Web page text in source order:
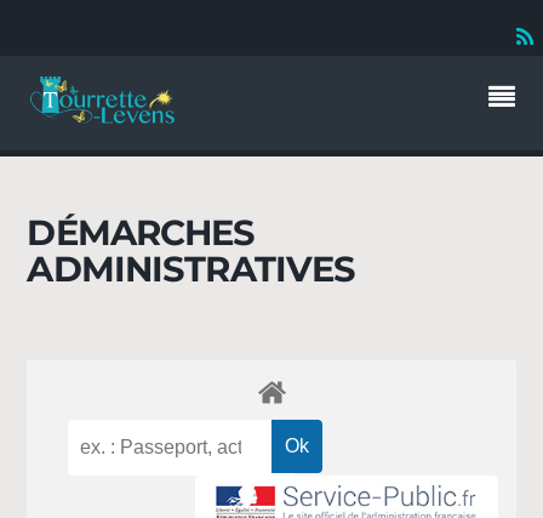
DÉMARCHES
ADMINISTRATIVES